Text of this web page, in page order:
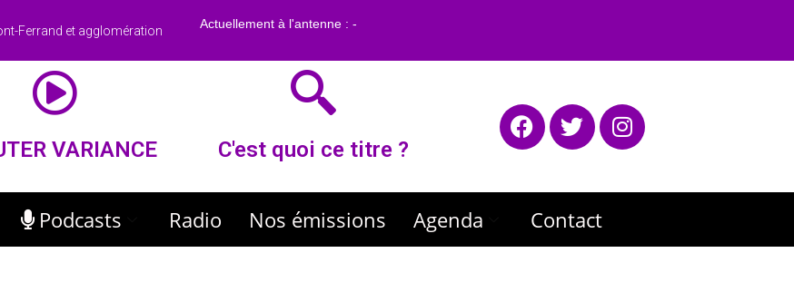
Ferrand et agglomération
VARIANCE C'est quoi ce titre ?
Podcasts Radio Nos émissions Agenda Contact